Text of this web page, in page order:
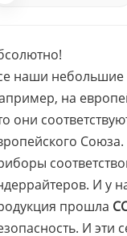
наши
на
они
И у
прошла
И эти